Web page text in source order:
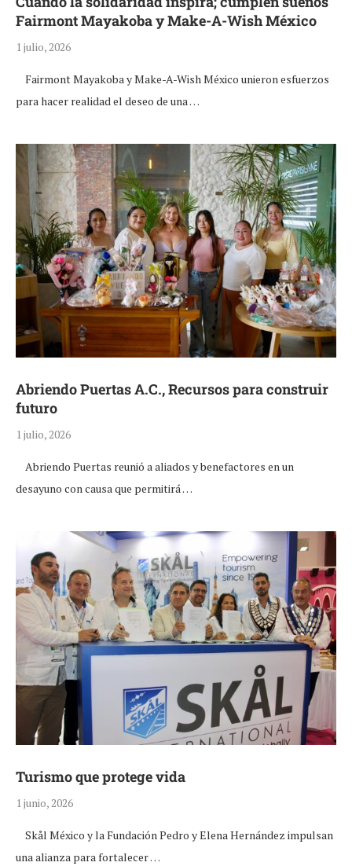
Fairmont Mayakoba y Make-A-Wish México
1 julio, 2026
Fairmont Mayakoba y Make-A-Wish México unieron esfuerzos
para hacer realidad el deseo de una …
Abriendo Puertas A.C., Recursos para construir
futuro
1 julio, 2026
Abriendo Puertas reunió a aliados y benefactores en un
desayuno con causa que permitirá …
Turismo que protege vida
1 junio, 2026
Skål México y la Fundación Pedro y Elena Hernández impulsan
una alianza para fortalecer …